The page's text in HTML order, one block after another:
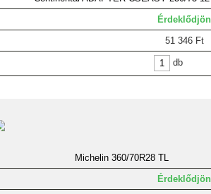
Érdeklődjön
51 346 Ft
db
Michelin 360/70R28 TL
Érdeklődjön